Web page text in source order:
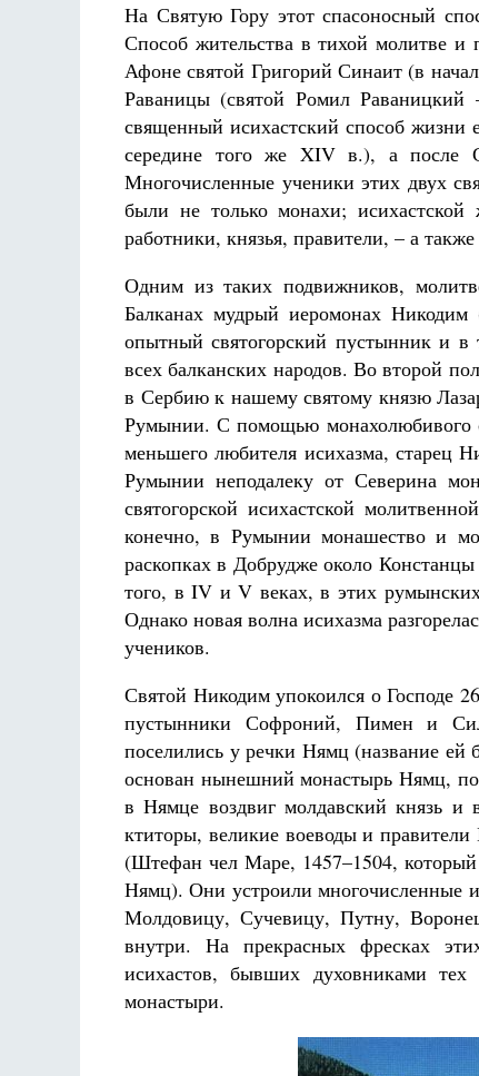
На Святую Гору этот спасоносный
Способ жительства в тихой молитве и
Афоне святой Григорий Синаит (в
Раваницы (святой Ромил
священный исихастский способ жизни
середине того же XIV в.), а после
Многочисленные ученики этих двух
были не только монахи;
работники, князья, правители, – а
Одним из таких подвижников,
Балканах мудрый иеромонах
опытный святогорский пустынник и
всех балканских народов. Во второй
в Сербию к нашему святому князю
Румынии. С помощью монахолюбивого
меньшего любителя исихазма, старец
Румынии неподалеку от Северина
святогорской исихастской
конечно, в Румынии монашество и
раскопках в Добрудже около
того, в IV и V веках, в этих
Однако новая волна исихазма
учеников.
Святой Никодим упокоился о Господе
пустынники Софроний, Пимен и
поселились у речки Нямц (название ей
основан нынешний монастырь Нямц,
в Нямце воздвиг молдавский князь и
ктиторы, великие воеводы и
(Штефан чел Маре, 1457–1504,
Нямц). Они устроили многочисленные
Молдовицу, Сучевицу, Путну,
внутри. На прекрасных фресках
исихастов, бывших духовниками
монастыри.